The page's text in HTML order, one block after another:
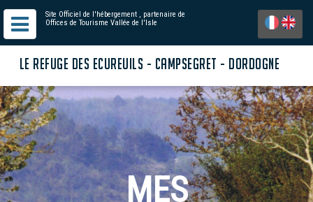
Site Officiel de l'hébergement , partenaire de
Offices de Tourisme Vallée de l'Isle
LE REFUGE DES ECUREUILS - CAMPSEGRET - DORDOGNE
MES